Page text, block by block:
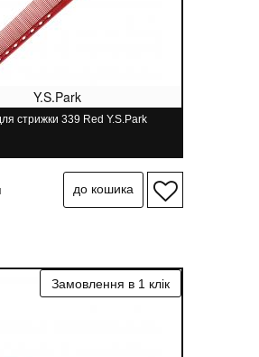
Y.S.Park
стрижки 339 Red Y.S.Park